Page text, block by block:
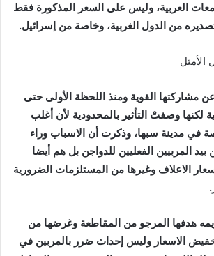
العربية، وليس على السعر المذكورة فقط
من الدول الغربية، وخاصة من إسرائيل.
الأمثل
عن مشاركتها القوية ومنذ اللحظة الأولى حتى
لكنها وصفتْ التأثير بالمحدودية لأن أغلب
في مدينة سبها، وذكرت أن الاسباب وراء
بيد المربيين الفعليين للدواجن بل هم أيضا
الاعلاف وغيرها من المستلزمات الضرورية
.
هدفها المرجو من المقاطعة وغرضها من
الاسعار وليس إحداث ضرر بالمربين في